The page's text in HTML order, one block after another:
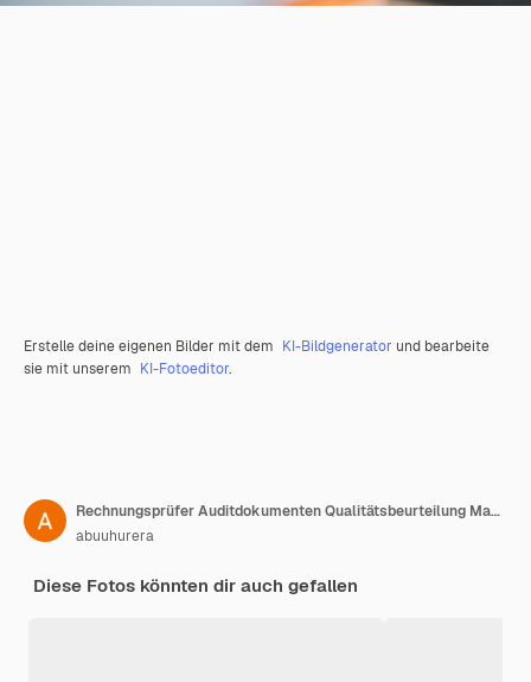
Erstelle deine eigenen Bilder mit dem KI-Bildgenerator und bearbeite
sie mit unserem KI-Fotoeditor.
Rechnungsprüfer Auditdokumenten Qualitätsbeurteilung Management Mit einer Checkliste Geschäftsdokumentenbeurteilung
abuuhurera
Diese Fotos könnten dir auch gefallen